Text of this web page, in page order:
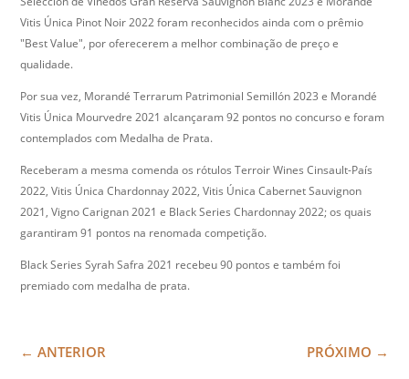
Vitis Única Pinot Noir 2022 foram reconhecidos ainda com o prêmio
"Best Value", por oferecerem a melhor combinação de preço e
qualidade.
Por sua vez, Morandé Terrarum Patrimonial Semillón 2023 e Morandé
Vitis Única Mourvedre 2021 alcançaram 92 pontos no concurso e foram
contemplados com Medalha de Prata.
Receberam a mesma comenda os rótulos Terroir Wines Cinsault-País
2022, Vitis Única Chardonnay 2022, Vitis Única Cabernet Sauvignon
2021, Vigno Carignan 2021 e Black Series Chardonnay 2022; os quais
garantiram 91 pontos na renomada competição.
Black Series Syrah Safra 2021 recebeu 90 pontos e também foi
premiado com medalha de prata.
←ANTERIOR PRÓXIMO →